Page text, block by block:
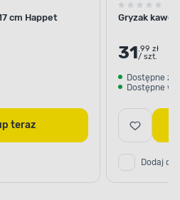
cm Happet
Kup teraz
Gryzak
31.99 zł
/ szt.
Dostępne z
Dostępne w
Dodaj do